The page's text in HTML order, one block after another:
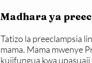
Madhara ya
Tatizo la preeclampsia
mama. Mama mwenye
kujifungua kwa